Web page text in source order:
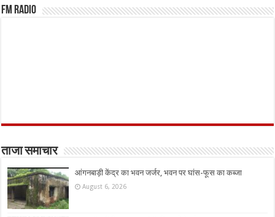
FM Radio
ताजा समाचार
आंगनबाड़ी केंद्र का भवन जर्जर, भवन पर घांस-फूस का कब्जा
August 6, 2026